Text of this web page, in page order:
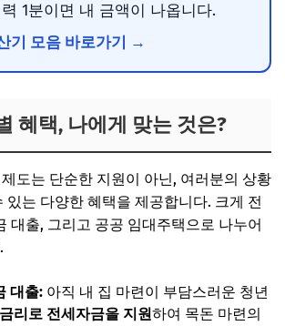
1분이면 내 금액이 나옵니다.
기 모음 바로가기 →
혜택, 나에게 맞는 것은?
도는 단순한 지원이 아닌, 여러분의 상황
있는 다양한 혜택을 제공합니다. 크게 전
대출, 그리고 공공 임대주택으로 나누어
대출: 아직 내 집 마련이 부담스러운 청년
리로 전세자금을 지원하여 목돈 마련의